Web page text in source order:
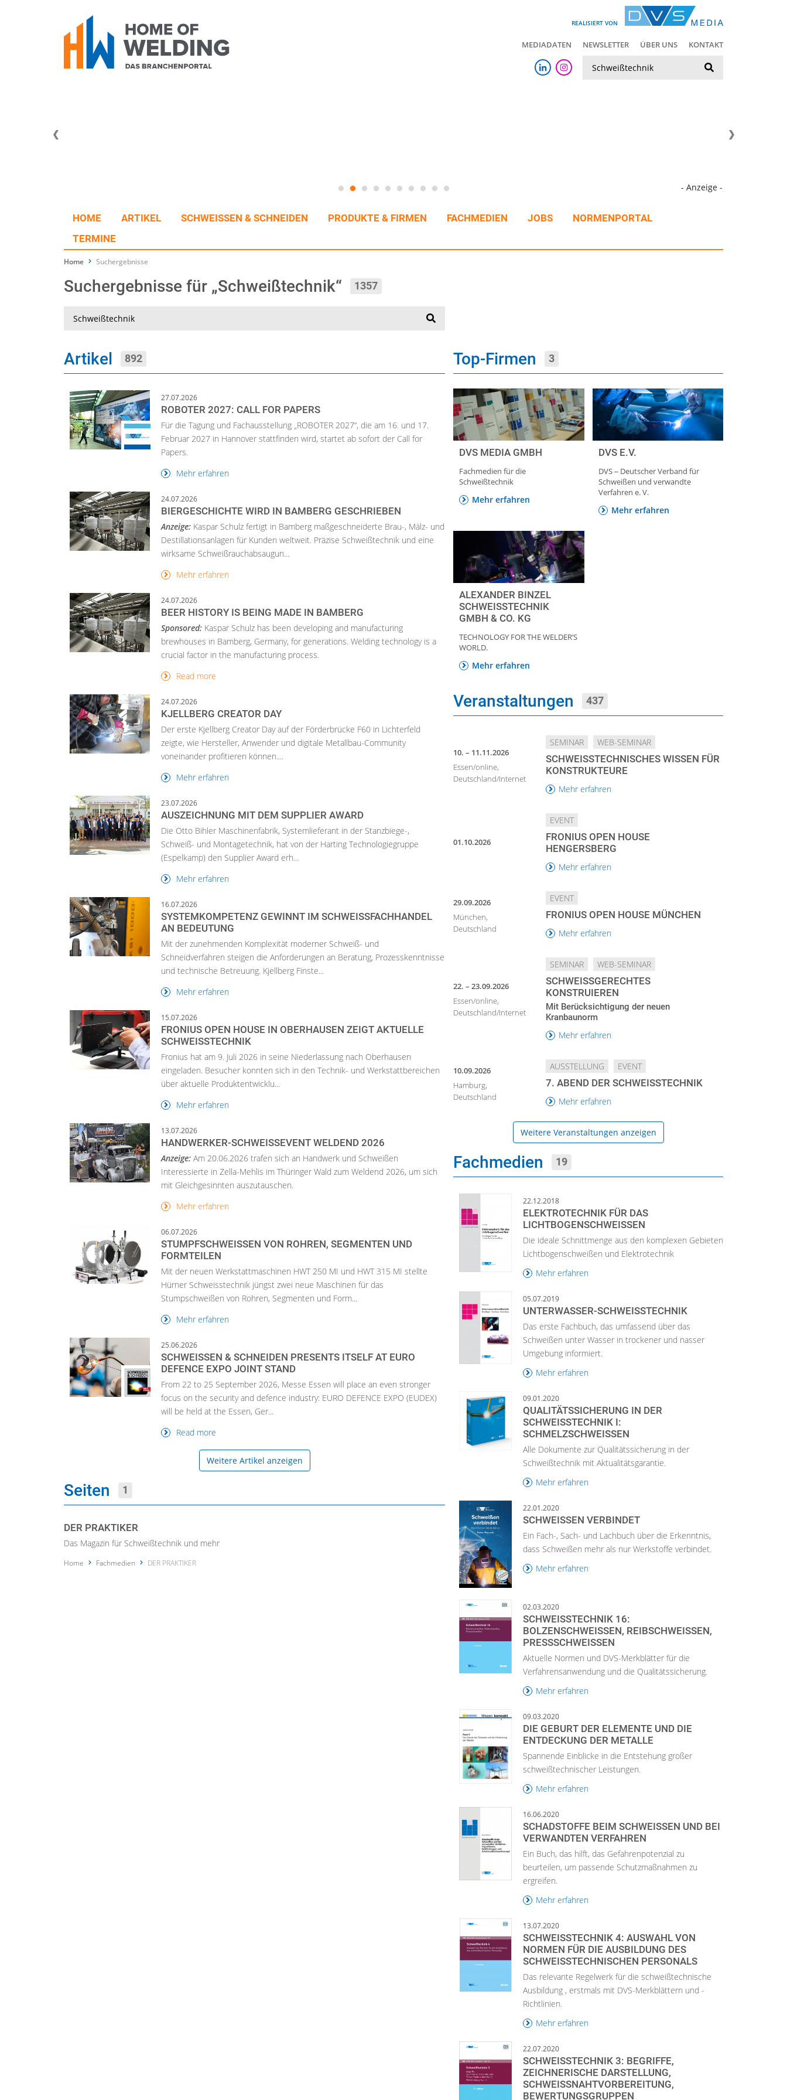
REALISIERT VON
MEDIADATEN NEWSLETTER ÜBER UNS KONTAKT
- Anzeige -
HOME ARTIKEL SCHWEISSEN & SCHNEIDEN PRODUKTE & FIRMEN FACHMEDIEN JOBS
NORMENPORTAL
TERMINE
Home Suchergebnisse
Suchergebnisse für „Schweißtechnik“ 1357
Artikel 892
27.07.2026
ROBOTER 2027: CALL FOR PAPERS
Für die Tagung und Fachausstellung „ROBOTER 2027“, die am 16. und 17.
Februar 2027 in Hannover stattfinden wird, startet ab sofort der Call for
Papers.
Mehr erfahren
24.07.2026
BIERGESCHICHTE WIRD IN BAMBERG GESCHRIEBEN
Anzeige: Kaspar Schulz fertigt in Bamberg maßgeschneiderte Brau-, Mälz- und
Destillationsanlagen für Kunden weltweit. Präzise Schweißtechnik und eine
wirksame Schweißrauchabsaugun...
Mehr erfahren
24.07.2026
BEER HISTORY IS BEING MADE IN BAMBERG
Sponsored: Kaspar Schulz has been developing and manufacturing
brewhouses in Bamberg, Germany, for generations. Welding technology is a
crucial factor in the manufacturing process.
Read more
24.07.2026
KJELLBERG CREATOR DAY
Der erste Kjellberg Creator Day auf der Förderbrücke F60 in Lichterfeld
zeigte, wie Hersteller, Anwender und digitale Metallbau-Community
voneinander profitieren können....
Mehr erfahren
23.07.2026
AUSZEICHNUNG MIT DEM SUPPLIER AWARD
Die Otto Bihler Maschinenfabrik, Systemlieferant in der Stanzbiege-,
Schweiß- und Montagetechnik, hat von der Harting Technologiegruppe
(Espelkamp) den Supplier Award erh...
Mehr erfahren
16.07.2026
SYSTEMKOMPETENZ GEWINNT IM SCHWEISSFACHHANDEL A
N BEDEUTUNG
Mit der zunehmenden Komplexität moderner Schweiß- und
Schneidverfahren steigen die Anforderungen an Beratung, Prozesskenntnisse
und technische Betreuung. Kjellberg Finste...
Mehr erfahren
15.07.2026
FRONIUS OPEN HOUSE IN OBERHAUSEN ZEIGT AKTUELLE
SCHWEISSTECHNIK
Fronius hat am 9. Juli 2026 in seine Niederlassung nach Oberhausen
eingeladen. Besucher konnten sich in den Technik- und Werkstattbereichen
über aktuelle Produktentwicklu...
Mehr erfahren
13.07.2026
HANDWERKER-SCHWEISSEVENT WELDEND 2026
Anzeige:Am 20.06.2026 trafen sich an Handwerk und Schweißen
Interessierte in Zella-Mehlis im Thüringer Wald zum Weldend 2026, um sich
mit Gleichgesinnten auszutauschen.
Mehr erfahren
06.07.2026
STUMPFSCHWEISSEN VON ROHREN, SEGMENTEN UND F
ORMTEILEN
Mit der neuen Werkstattmaschinen HWT 250 MI und HWT 315 MI stellte
Hürner Schweisstechnik jüngst zwei neue Maschinen für das
Stumpschweißen von Rohren, Segmenten und Form...
Mehr erfahren
25.06.2026
SCHWEISSEN & SCHNEIDEN PRESENTS ITSELF AT EURO
DEFENCE EXPO JOINT STAND
From 22 to 25 September 2026, Messe Essen will place an even stronger
focus on the security and defence industry: EURO DEFENCE EXPO (EUDEX)
will be held at the Essen, Ger...
Read more
Weitere Artikel anzeigen
Seiten 1
DER PRAKTIKER
Das Magazin für Schweißtechnik und mehr
Home Fachmedien DER PRAKTIKER
Top-Firmen 3
DVS MEDIA GMBH
Fachmedien für die
Schweißtechnik
Mehr erfahren
DVS E.V.
DVS ‒ Deutscher Verband für
Schweißen und verwandte
Verfahren e. V.
Mehr erfahren
ALEXANDER BINZEL
SCHWEISSTECHNIK
GMBH & CO. KG
TECHNOLOGY FOR THE WELDER’S
WORLD.
Mehr erfahren
Veranstaltungen 437
10. – 11.11.2026
Essen/online,
Deutschland/Internet
SEMINAR WEB-SEMINAR
SCHWEISSTECHNISCHES WISSEN FÜR K
ONSTRUKTEURE
Mehr erfahren
01.10.2026
EVENT
FRONIUS OPEN HOUSE
HENGERSBERG
Mehr erfahren
29.09.2026
München,
Deutschland
EVENT
FRONIUS OPEN HOUSE MÜNCHEN
Mehr erfahren
22. – 23.09.2026
Essen/online,
Deutschland/Internet
SEMINAR WEB-SEMINAR
SCHWEISSGERECHTES K
ONSTRUIEREN
Mit Berücksichtigung der neuen
Kranbaunorm
Mehr erfahren
10.09.2026
Hamburg,
Deutschland
AUSSTELLUNG EVENT
7. ABEND DER SCHWEISSTECHNIK
Mehr erfahren
Weitere Veranstaltungen anzeigen
Fachmedien 19
22.12.2018
ELEKTROTECHNIK FÜR DAS
LICHTBOGENSCHWEISSEN
Die ideale Schnittmenge aus den komplexen Gebieten
Lichtbogenschweißen und Elektrotechnik
Mehr erfahren
05.07.2019
UNTERWASSER-SCHWEISSTECHNIK
Das erste Fachbuch, das umfassend über das
Schweißen unter Wasser in trockener und nasser
Umgebung informiert.
Mehr erfahren
09.01.2020
QUALITÄTSSICHERUNG IN DER
SCHWEISSTECHNIK I: S
CHMELZSCHWEISSEN
Alle Dokumente zur Qualitätssicherung in der
Schweißtechnik mit Aktualitätsgarantie.
Mehr erfahren
22.01.2020
SCHWEISSEN VERBINDET
Ein Fach-, Sach- und Lachbuch über die Erkenntnis,
dass Schweißen mehr als nur Werkstoffe verbindet.
Mehr erfahren
02.03.2020
SCHWEISSTECHNIK 16: B
OLZENSCHWEISSEN, REIBSCHWEISSEN, PRE
SSSCHWEISSEN
Aktuelle Normen und DVS-Merkblätter für die
Verfahrensanwendung und die Qualitätssicherung.
Mehr erfahren
09.03.2020
DIE GEBURT DER ELEMENTE UND DIE
ENTDECKUNG DER METALLE
Spannende Einblicke in die Entstehung großer
schweißtechnischer Leistungen.
Mehr erfahren
16.06.2020
SCHADSTOFFE BEIM SCHWEISSEN UND BEI V
ERWANDTEN VERFAHREN
Ein Buch, das hilft, das Gefahrenpotenzial zu
beurteilen, um passende Schutzmaßnahmen zu
ergreifen.
Mehr erfahren
13.07.2020
SCHWEISSTECHNIK 4: AUSWAHL VON N
ORMEN FÜR DIE AUSBILDUNG DES S
CHWEISSTECHNISCHEN PERSONALS
Das relevante Regelwerk für die schweißtechnische
Ausbildung , erstmals mit DVS-Merkblättern und -
Richtlinien.
Mehr erfahren
22.07.2020
SCHWEISSTECHNIK 3: BEGRIFFE, Z
EICHNERISCHE DARSTELLUNG, S
CHWEISSNAHTVORBEREITUNG, BE
WERTUNGSGRUPPEN